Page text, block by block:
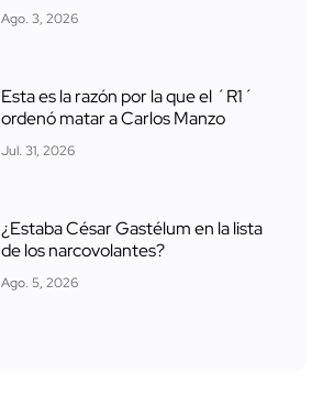
Ago. 3, 2026
Esta es la razón por la que el ´R1´
ordenó matar a Carlos Manzo
Jul. 31, 2026
¿Estaba César Gastélum en la lista
de los narcovolantes?
Ago. 5, 2026